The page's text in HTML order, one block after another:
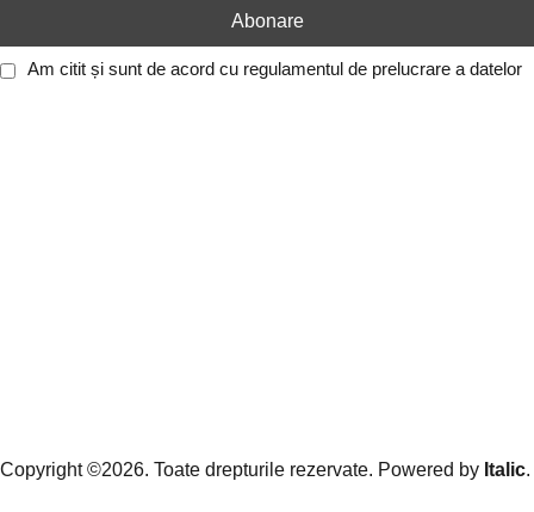
Am citit și sunt de acord cu regulamentul de prelucrare a datelor
Copyright ©2026. Toate drepturile rezervate. Powered by Italic